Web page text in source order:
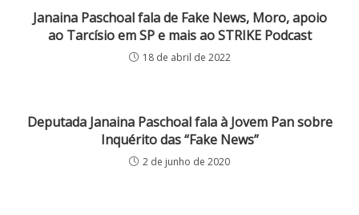
Janaina Paschoal fala de Fake News, Moro, apoio
ao Tarcísio em SP e mais ao STRIKE Podcast
18 de abril de 2022
Deputada Janaina Paschoal fala à Jovem Pan sobre
Inquérito das “Fake News”
2 de junho de 2020